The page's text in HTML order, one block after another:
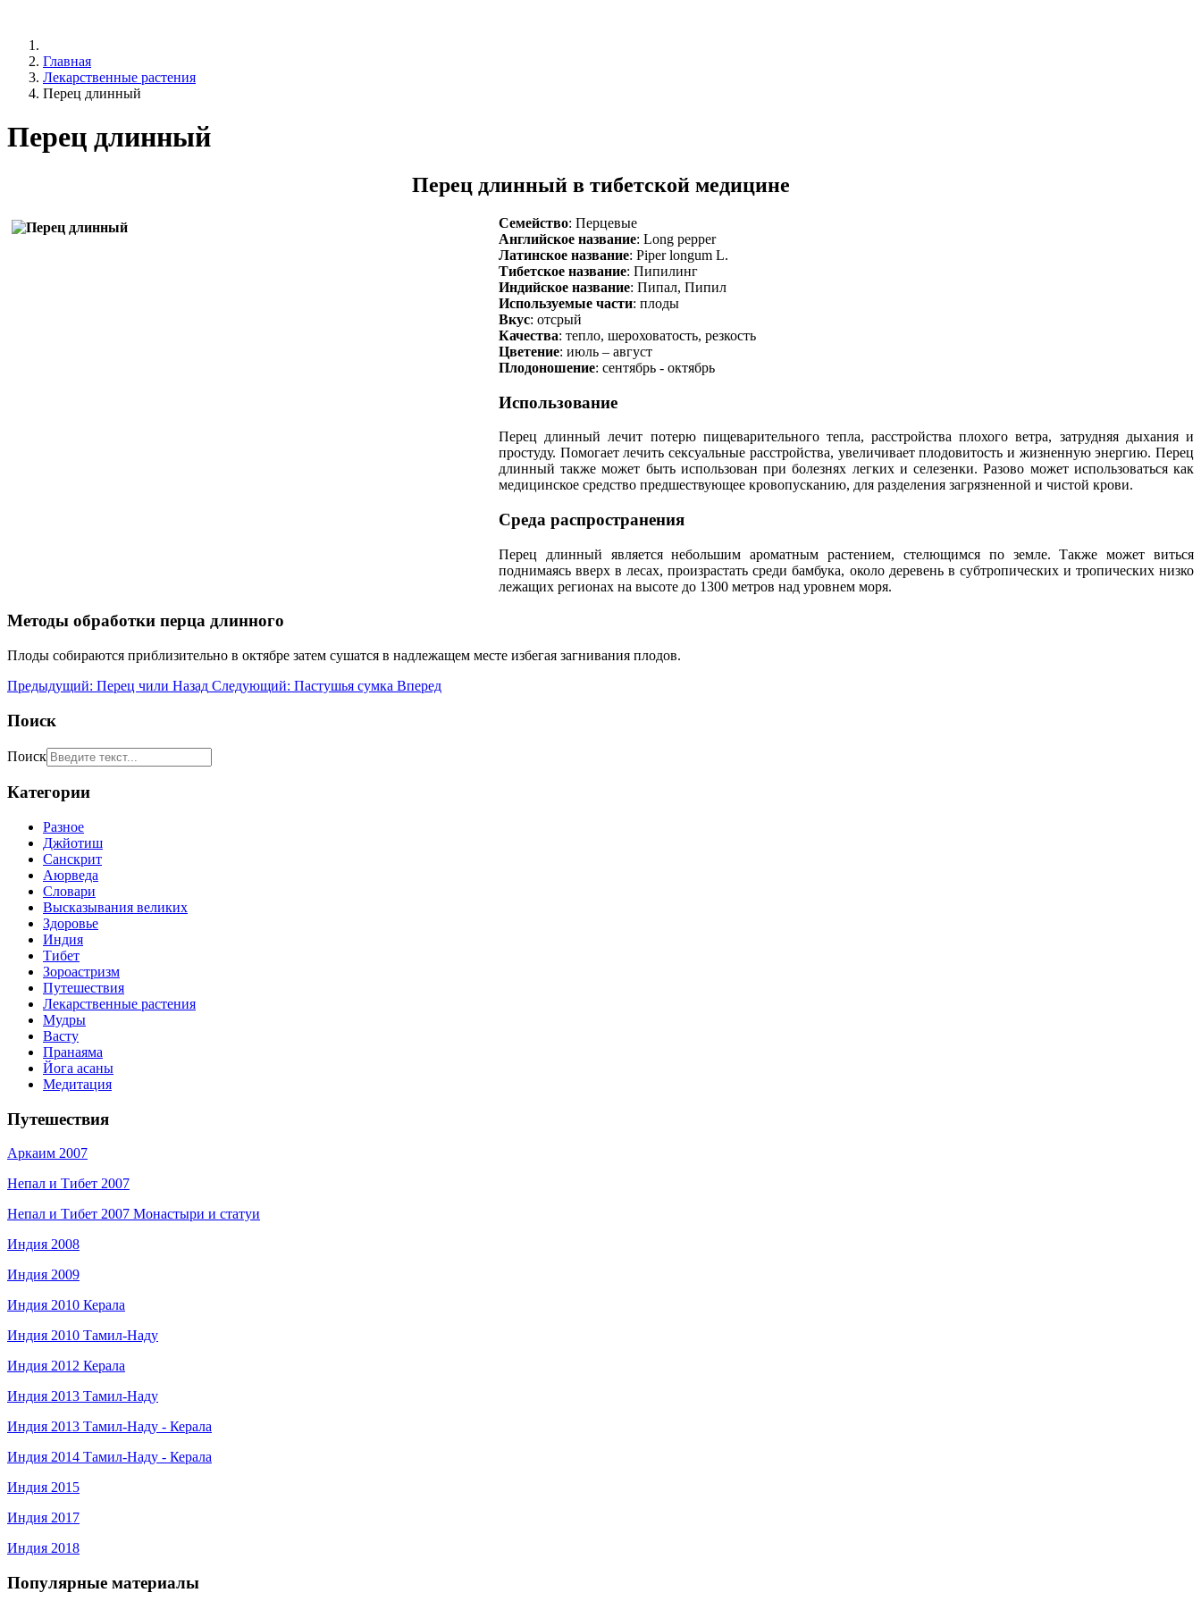
Главная
Лекарственные растения
Перец длинный
Перец длинный
Перец длинный в тибетской медицине
Семейство: Перцевые
Английское название: Long pepper
Латинское название: Piper longum L.
Тибетское название: Пипилинг
Индийское название: Пипал, Пипил
Используемые части: плоды
Вкус: отсрый
Качества: тепло, шероховатость, резкость
Цветение: июль – август
Плодоношение: сентябрь - октябрь
Использование
Перец длинный лечит потерю пищеварительного тепла, расстройства плохого ветра, затрудняя дыхания и
простуду. Помогает лечить сексуальные расстройства, увеличивает плодовитость и жизненную энергию. Перец
длинный также может быть использован при болезнях легких и селезенки. Разово может использоваться как
медицинское средство предшествующее кровопусканию, для разделения загрязненной и чистой крови.
Среда распространения
Перец длинный является небольшим ароматным растением, стелющимся по земле. Также может виться
поднимаясь вверх в лесах, произрастать среди бамбука, около деревень в субтропических и тропических низко
лежащих регионах на высоте до 1300 метров над уровнем моря.
Методы обработки перца длинного
Плоды собираются приблизительно в октябре затем сушатся в надлежащем месте избегая загнивания плодов.
Предыдущий: Перец чили Назад Следующий: Пастушья сумка Вперед
Поиск
Поиск
Категории
Разное
Джйотиш
Санскрит
Аюрведа
Словари
Высказывания великих
Здоровье
Индия
Тибет
Зороастризм
Путешествия
Лекарственные растения
Мудры
Васту
Пранаяма
Йога асаны
Медитация
Путешествия
Аркаим 2007
Непал и Тибет 2007
Непал и Тибет 2007 Монастыри и статуи
Индия 2008
Индия 2009
Индия 2010 Керала
Индия 2010 Тамил-Наду
Индия 2012 Керала
Индия 2013 Тамил-Наду
Индия 2013 Тамил-Наду - Керала
Индия 2014 Тамил-Наду - Керала
Индия 2015
Индия 2017
Индия 2018
Популярные материалы